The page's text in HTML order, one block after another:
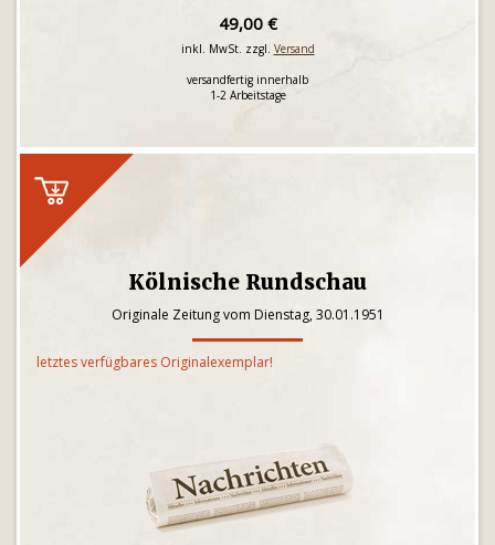
49,00 €
inkl. MwSt. zzgl. Versand
versandfertig innerhalb
1-2 Arbeitstage
Kölnische Rundschau
Originale Zeitung vom Dienstag, 30.01.1951
letztes verfügbares Originalexemplar!